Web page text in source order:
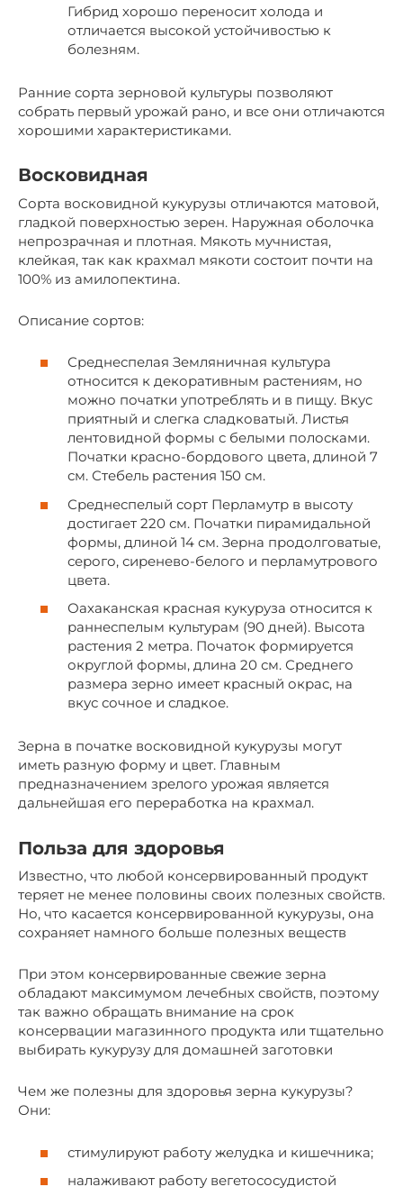
Гибрид хорошо переносит холода и
отличается высокой устойчивостью к
болезням.
Ранние сорта зерновой культуры позволяют
собрать первый урожай рано, и все они отличаются
хорошими характеристиками.
Восковидная
Сорта восковидной кукурузы отличаются матовой,
гладкой поверхностью зерен. Наружная оболочка
непрозрачная и плотная. Мякоть мучнистая,
клейкая, так как крахмал мякоти состоит почти на
100% из амилопектина.
Описание сортов:
Среднеспелая Земляничная культура
относится к декоративным растениям, но
можно початки употреблять и в пищу. Вкус
приятный и слегка сладковатый. Листья
лентовидной формы с белыми полосками.
Початки красно-бордового цвета, длиной 7
см. Стебель растения 150 см.
Среднеспелый сорт Перламутр в высоту
достигает 220 см. Початки пирамидальной
формы, длиной 14 см. Зерна продолговатые,
серого, сиренево-белого и перламутрового
цвета.
Оахаканская красная кукуруза относится к
раннеспелым культурам (90 дней). Высота
растения 2 метра. Початок формируется
округлой формы, длина 20 см. Среднего
размера зерно имеет красный окрас, на
вкус сочное и сладкое.
Зерна в початке восковидной кукурузы могут
иметь разную форму и цвет. Главным
предназначением зрелого урожая является
дальнейшая его переработка на крахмал.
Польза для здоровья
Известно, что любой консервированный продукт
теряет не менее половины своих полезных свойств.
Но, что касается консервированной кукурузы, она
сохраняет намного больше полезных веществ
При этом консервированные свежие зерна
обладают максимумом лечебных свойств, поэтому
так важно обращать внимание на срок
консервации магазинного продукта или тщательно
выбирать кукурузу для домашней заготовки
Чем же полезны для здоровья зерна кукурузы?
Они:
стимулируют работу желудка и кишечника;
налаживают работу вегетососудистой